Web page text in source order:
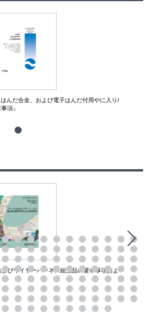
んだ合金、および電子はんだ付用やに入り/
項』
びワイヤーハーネス組立品の要求事項およ